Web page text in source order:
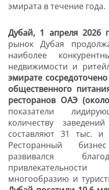
эмирата в течение года.
Дубай, 1 апреля 2026
рынок Дубая
наиболее
недвижимости и
эмирате
общественного
ресторанов ОАЭ
показатели
количеству
составляют 31 тыс. и
Ресторанный
развивался
многообразию и